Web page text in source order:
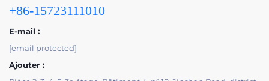
+86-15723111010
E-mail :
[email protected]
Ajouter :